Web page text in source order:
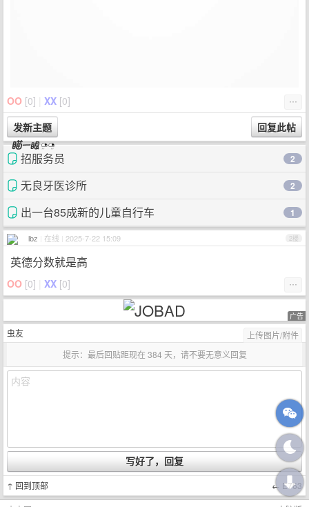
⋯
OO [0] XX [0]
招服务员 2
无良牙医诊所 2
出一台85成新的儿童自行车 1
lbz 在线 2025-7-22 15:09 2楼
英德分数就是高
⋯
OO [0] XX [0]
广告
上传图片/附件
虫友
提示：最后回贴距现在 384 天，请不要无意义回复
↑ 回到顶部 ← E763